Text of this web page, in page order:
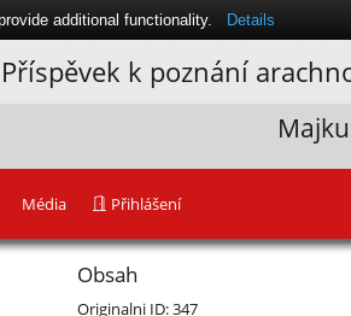
Příspěvek k poznání
Média Přihlášení
Obsah
Originalni ID: 347
additional functionality. Details